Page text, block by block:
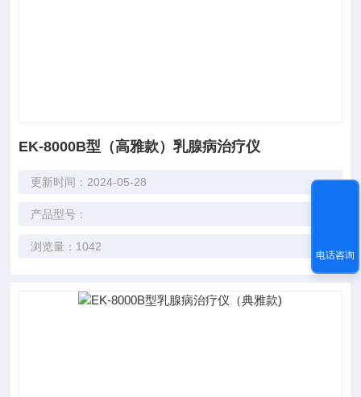
EK-8000B型（高雅款）乳腺病治疗仪
更新时间：2024-05-28
产品型号：
浏览量：1042
电话咨询